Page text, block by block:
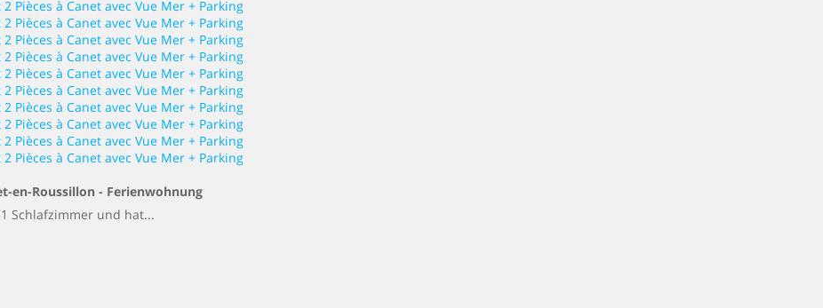
en-Roussillon - Ferienwohnung
Schlafzimmer und hat...